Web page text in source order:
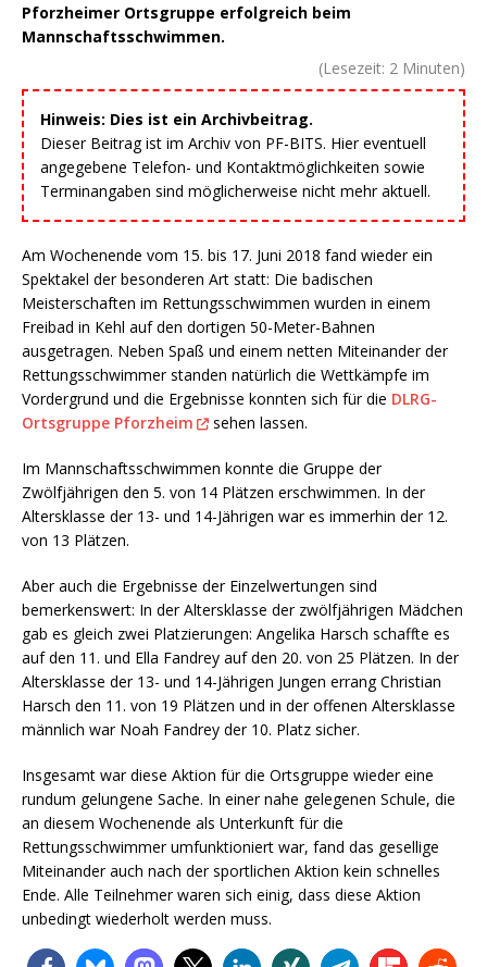
Pforzheimer Ortsgruppe erfolgreich beim
Mannschaftsschwimmen.
(Lesezeit: 2 Minuten)
Hinweis: Dies ist ein Archivbeitrag.
Dieser Beitrag ist im Archiv von PF-BITS. Hier eventuell
angegebene Telefon- und Kontaktmöglichkeiten sowie
Terminangaben sind möglicherweise nicht mehr aktuell.
Am Wochenende vom 15. bis 17. Juni 2018 fand wieder ein
Spektakel der besonderen Art statt: Die badischen
Meisterschaften im Rettungsschwimmen wurden in einem
Freibad in Kehl auf den dortigen 50-Meter-Bahnen
ausgetragen. Neben Spaß und einem netten Miteinander der
Rettungsschwimmer standen natürlich die Wettkämpfe im
Vordergrund und die Ergebnisse konnten sich für die DLRG-
Ortsgruppe Pforzheim
sehen lassen.
Im Mannschaftsschwimmen konnte die Gruppe der
Zwölfjährigen den 5. von 14 Plätzen erschwimmen. In der
Altersklasse der 13- und 14-Jährigen war es immerhin der 12.
von 13 Plätzen.
Aber auch die Ergebnisse der Einzelwertungen sind
bemerkenswert: In der Altersklasse der zwölfjährigen Mädchen
gab es gleich zwei Platzierungen: Angelika Harsch schaffte es
auf den 11. und Ella Fandrey auf den 20. von 25 Plätzen. In der
Altersklasse der 13- und 14-Jährigen Jungen errang Christian
Harsch den 11. von 19 Plätzen und in der offenen Altersklasse
männlich war Noah Fandrey der 10. Platz sicher.
Insgesamt war diese Aktion für die Ortsgruppe wieder eine
rundum gelungene Sache. In einer nahe gelegenen Schule, die
an diesem Wochenende als Unterkunft für die
Rettungsschwimmer umfunktioniert war, fand das gesellige
Miteinander auch nach der sportlichen Aktion kein schnelles
Ende. Alle Teilnehmer waren sich einig, dass diese Aktion
unbedingt wiederholt werden muss.